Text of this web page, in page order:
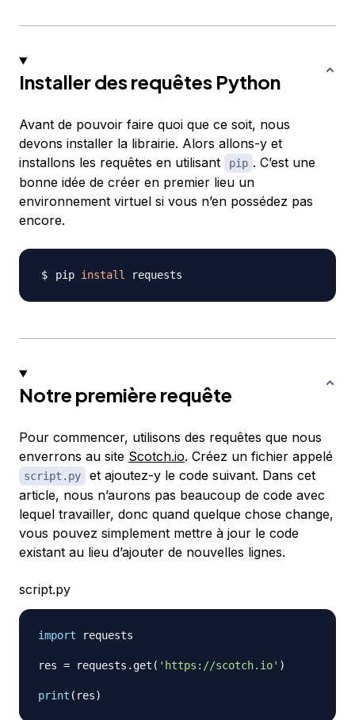
Installer des requêtes Python
Avant de pouvoir faire quoi que ce soit, nous
devons installer la librairie. Alors allons-y et
installons les requêtes en utilisant
pip . C’est une
bonne idée de créer en premier lieu un
environnement virtuel si vous n’en possédez pas
encore.
pip install
Notre première requête
Pour commencer, utilisons des requêtes que nous
enverrons au site Scotch.io. Créez un fichier appelé
script.py
et ajoutez-y le code suivant. Dans cet
article, nous n’aurons pas beaucoup de code avec
lequel travailler, donc quand quelque chose change,
vous pouvez simplement mettre à jour le code
existant au lieu d’ajouter de nouvelles lignes.
script.py
import requests
res = requests . get ( 'https://scotch.io' )
print ( res)